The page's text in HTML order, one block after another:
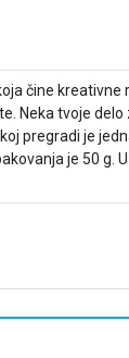
čine
tvoje
pregradi je
je 50